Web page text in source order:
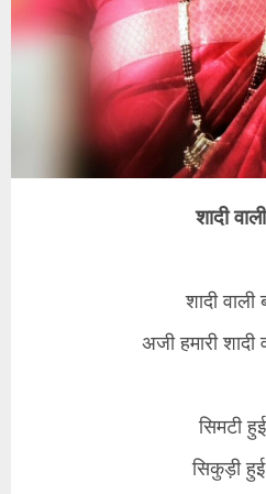
शादी
​शादी वाली
अजी हमारी शादी
​सिमटी
सिकुड़ी